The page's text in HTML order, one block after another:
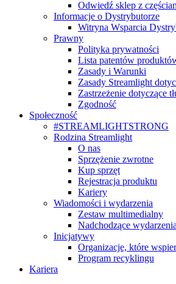
Odwiedź sklep z
Informacje o Dystrybutorze
Witryna Wsparcia
Prawny
Polityka prywatności
Lista patentów
Zasady i Warunki
Zasady Streamlight
Zastrzeżenie dotyczące
Zgodność
Społeczność
#STREAMLIGHTSTRONG
Rodzina Streamlight
O nas
Sprzężenie zwrotne
Kup sprzęt
Rejestracja produktu
Kariery
Wiadomości i wydarzenia
Zestaw multimedialny
Nadchodzące wydarzenia
Inicjatywy
Organizacje, które
Program recyklingu
Kariera